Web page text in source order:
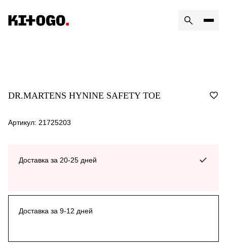
DR.MARTENS HYNINE SAFETY TOE
Артикул: 21725203
Доставка за 20-25 дней
Доставка за 9-12 дней